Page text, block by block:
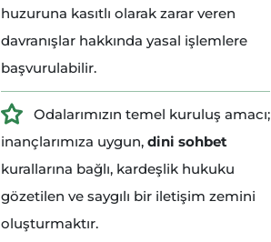
huzuruna kasıtlı olarak zarar veren
davranışlar hakkında yasal işlemlere
başvurulabilir.
Odalarımızın temel kuruluş amacı;
inançlarımıza uygun, dini sohbet
kurallarına bağlı, kardeşlik hukuku
gözetilen ve saygılı bir iletişim zemini
oluşturmaktır.